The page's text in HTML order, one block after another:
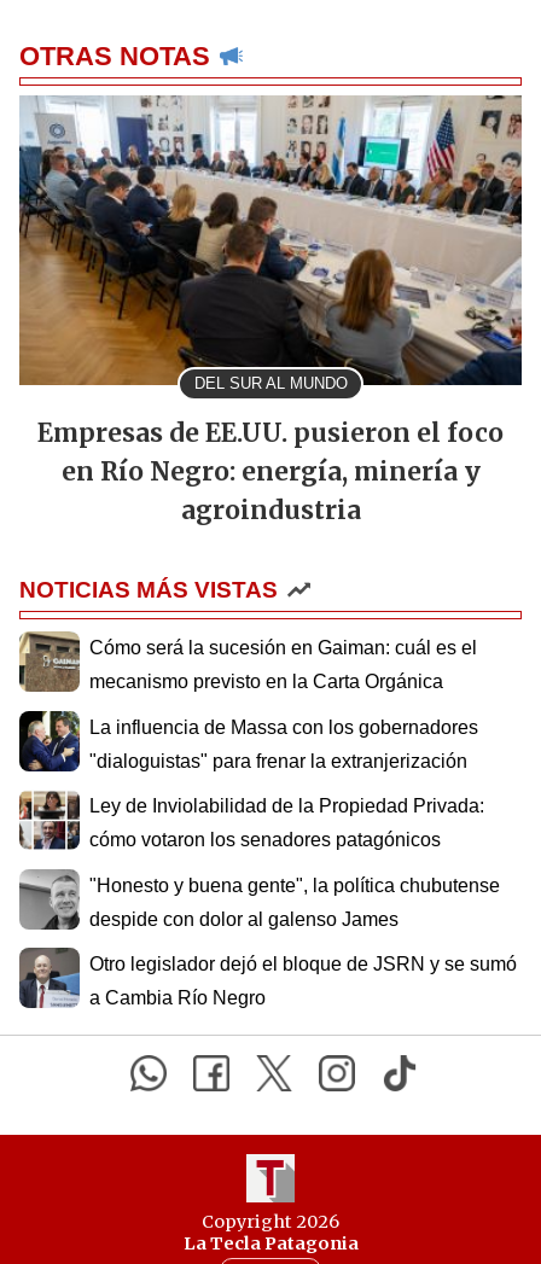
OTRAS NOTAS
DEL SUR AL MUNDO
Empresas de EE.UU. pusieron el foco
en Río Negro: energía, minería y
agroindustria
NOTICIAS MÁS VISTAS
Cómo será la sucesión en Gaiman: cuál es el
mecanismo previsto en la Carta Orgánica
La influencia de Massa con los gobernadores
"dialoguistas" para frenar la extranjerización
Ley de Inviolabilidad de la Propiedad Privada:
cómo votaron los senadores patagónicos
"Honesto y buena gente", la política chubutense
despide con dolor al galenso James
Otro legislador dejó el bloque de JSRN y se sumó
a Cambia Río Negro
Copyright 2026
La Tecla Patagonia